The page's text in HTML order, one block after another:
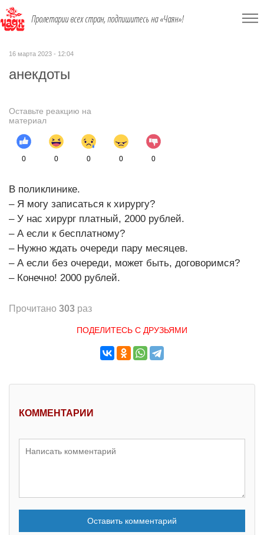
Пролетарии всех стран, подпишитесь на «Чаян»!
16 марта 2023 - 12:04
анекдоты
Оставьте реакцию на
материал
0 0 0 0 0
В поликлинике.
– Я могу записаться к хирургу?
– У нас хирург платный, 2000 рублей.
– А если к бесплатному?
– Нужно ждать очереди пару месяцев.
– А если без очереди, может быть, договоримся?
– Конечно! 2000 рублей.
Прочитано 303 раз
ПОДЕЛИТЕСЬ С ДРУЗЬЯМИ
КОММЕНТАРИИ
Оставить комментарий